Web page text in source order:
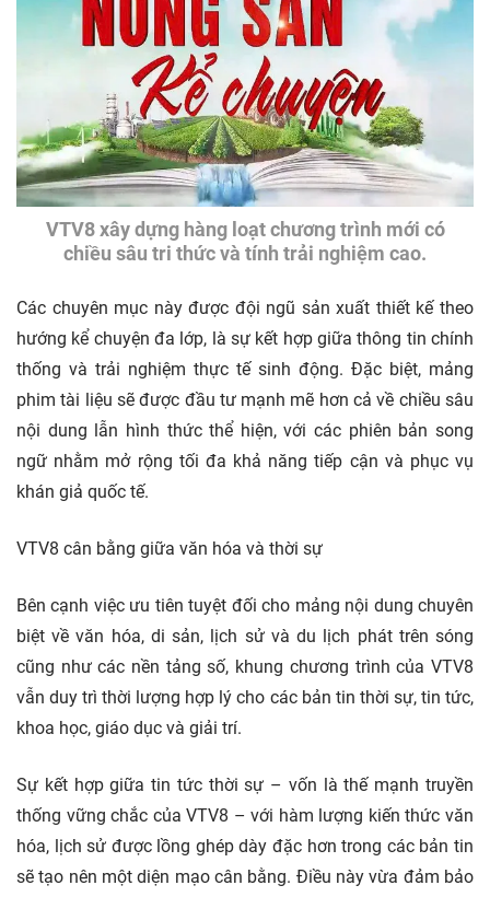
VTV8 xây dựng hàng loạt chương trình mới có
chiều sâu tri thức và tính trải nghiệm cao.
Các chuyên mục này được đội ngũ sản xuất thiết kế theo
hướng kể chuyện đa lớp, là sự kết hợp giữa thông tin chính
thống và trải nghiệm thực tế sinh động. Đặc biệt, mảng
phim tài liệu sẽ được đầu tư mạnh mẽ hơn cả về chiều sâu
nội dung lẫn hình thức thể hiện, với các phiên bản song
ngữ nhằm mở rộng tối đa khả năng tiếp cận và phục vụ
khán giả quốc tế.
VTV8 cân bằng giữa văn hóa và thời sự
Bên cạnh việc ưu tiên tuyệt đối cho mảng nội dung chuyên
biệt về văn hóa, di sản, lịch sử và du lịch phát trên sóng
cũng như các nền tảng số, khung chương trình của VTV8
vẫn duy trì thời lượng hợp lý cho các bản tin thời sự, tin tức,
khoa học, giáo dục và giải trí.
Sự kết hợp giữa tin tức thời sự – vốn là thế mạnh truyền
thống vững chắc của VTV8 – với hàm lượng kiến thức văn
hóa, lịch sử được lồng ghép dày đặc hơn trong các bản tin
sẽ tạo nên một diện mạo cân bằng. Điều này vừa đảm bảo